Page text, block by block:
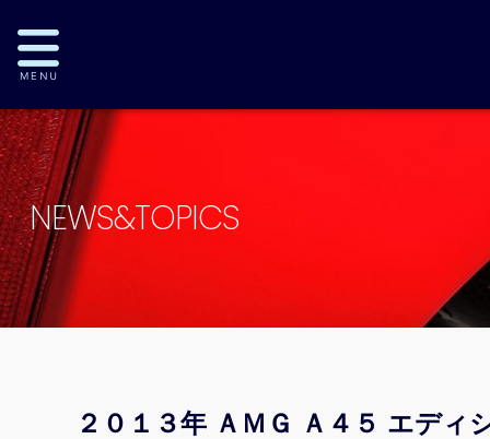
NEWS&TOPICS
２０１３年 ＡＭＧ Ａ４５ エデ